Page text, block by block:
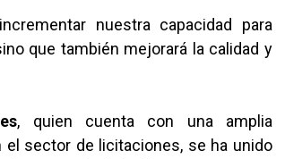
nuestra capacidad para
que también mejorará la calidad y
, quien cuenta con una amplia
el sector de licitaciones, se ha unido